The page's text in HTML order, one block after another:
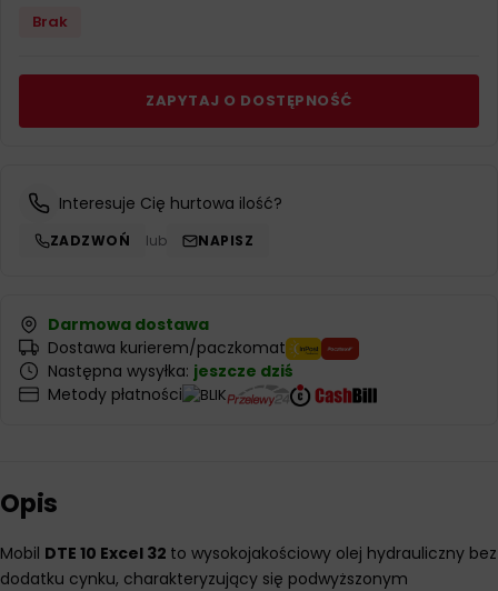
Brak
ZAPYTAJ O DOSTĘPNOŚĆ
Interesuje Cię hurtowa ilość?
ZADZWOŃ lub NAPISZ
Darmowa dostawa
Dostawa kurierem/paczkomat
Następna wysyłka: jeszcze dziś
Metody płatności
Opis
Mobil DTE 10 Excel 32 to wysokojakościowy olej hydrauliczny bez
dodatku cynku, charakteryzujący się podwyższonym